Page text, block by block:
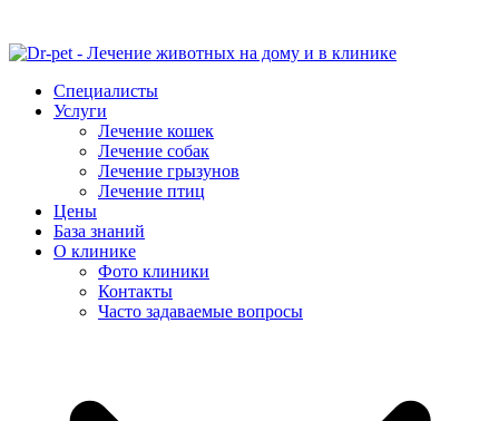
Специалисты
Услуги
Лечение кошек
Лечение собак
Лечение грызунов
Лечение птиц
Цены
База знаний
О клинике
Фото клиники
Контакты
Часто задаваемые вопросы